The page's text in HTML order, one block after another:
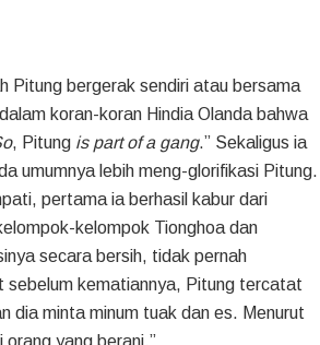
Pitung bergerak sendiri atau bersama
koran-koran Hindia Olanda bahwa
, Pitung is part of a gang.” Sekaligus ia
umumnya lebih meng-glorifikasi Pitung.
pertama ia berhasil kabur dari
kelompok Tionghoa dan
secara bersih, tidak pernah
sebelum kematiannya, Pitung tercatat
dia minta minum tuak dan es. Menurut
yang berani.”